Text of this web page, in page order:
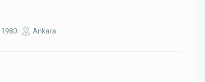
1980 Ankara